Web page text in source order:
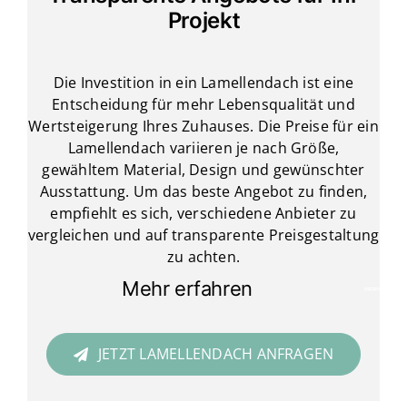
Projekt
Die Investition in ein Lamellendach ist eine
Entscheidung für mehr Lebensqualität und
Wertsteigerung Ihres Zuhauses. Die Preise für ein
Lamellendach variieren je nach Größe,
gewähltem Material, Design und gewünschter
Ausstattung. Um das beste Angebot zu finden,
empfiehlt es sich, verschiedene Anbieter zu
vergleichen und auf transparente Preisgestaltung
zu achten.
Mehr erfahren
JETZT LAMELLENDACH ANFRAGEN